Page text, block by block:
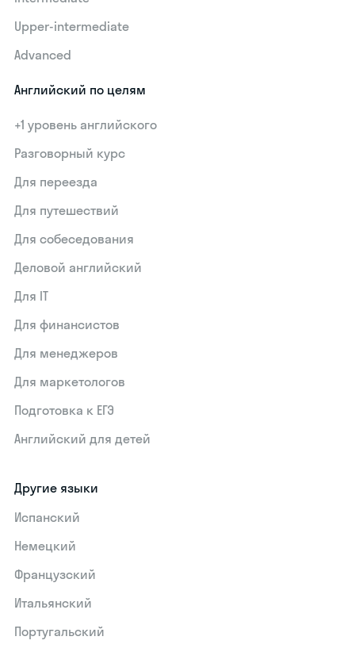
Upper-intermediate
Advanced
Английский по целям
+1 уровень английского
Разговорный курс
Для переезда
Для путешествий
Для собеседования
Деловой английский
Для IT
Для финансистов
Для менеджеров
Для маркетологов
Подготовка к ЕГЭ
Английский для детей
Другие языки
Испанский
Немецкий
Французский
Итальянский
Португальский